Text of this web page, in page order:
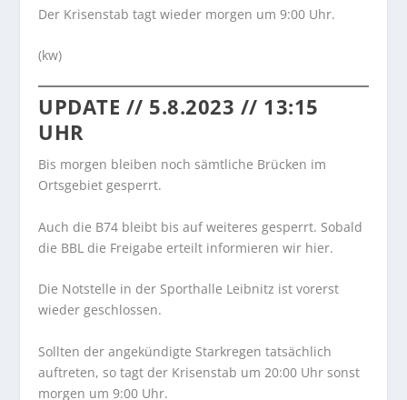
Der Krisenstab tagt wieder morgen um 9:00 Uhr.
(kw)
UPDATE // 5.8.2023 // 13:15
UHR
Bis morgen bleiben noch sämtliche Brücken im
Ortsgebiet gesperrt.
Auch die B74 bleibt bis auf weiteres gesperrt. Sobald
die BBL die Freigabe erteilt informieren wir hier.
Die Notstelle in der Sporthalle Leibnitz ist vorerst
wieder geschlossen.
Sollten der angekündigte Starkregen tatsächlich
auftreten, so tagt der Krisenstab um 20:00 Uhr sonst
morgen um 9:00 Uhr.